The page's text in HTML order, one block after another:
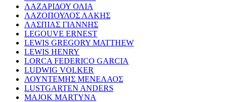
ΛΑΖΑΡΙΔΟΥ ΟΛΙΑ
ΛΑΖΟΠΟΥΛΟΣ ΛΑΚΗΣ
ΛΑΣΠΙΑΣ ΓΙΑΝΝΗΣ
LEGOUVE ERNEST
LEWIS GREGORY MATTHEW
LEWIS HENRY
LORCA FEDERICO GARCIA
LUDWIG VOLKER
ΛΟΥΝΤΕΜΗΣ ΜΕΝΕΛΑΟΣ
LUSTGARTEN ANDERS
MAJOK MARTYNA